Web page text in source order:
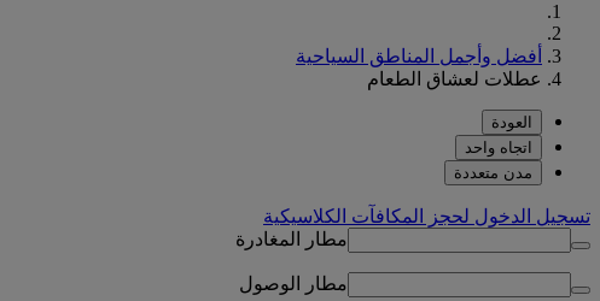
أفضل وأجمل المناطق السياحية
عطلات لعشاق الطعام
العودة
اتجاه واحد
مدن متعددة
تسجيل الدخول لحجز المكافآت الكلاسيكية
مطار المغادرة
مطار الوصول